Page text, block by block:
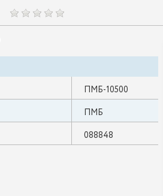
ПМБ-10500
ПМБ
088848